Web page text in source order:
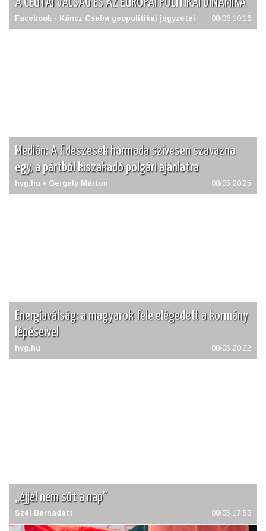
A CEUTAI VÁLSÁG ÉS AZ EURÓPAI POLITIKAI DINAMIKA
Facebook - Káncz Csaba geopolitikai jegyzetei 08/06 10:16
Medián: A fideszesek harmada szívesen szavazna
egy, a pártból kiszakadó polgári ajánlatra
hvg.hu • Gergely Márton 08/05 20:25
Energiaválság: a magyarok fele elégedett a kormány
lépéseivel
hvg.hu 08/05 20:22
„éjjel nem süt a nap”
Szél Bernadett 08/05 17:53